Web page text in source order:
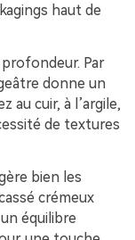
haut de
Par
donne un
au cuir, à l’argile,
de textures
bien les
crémeux
équilibre